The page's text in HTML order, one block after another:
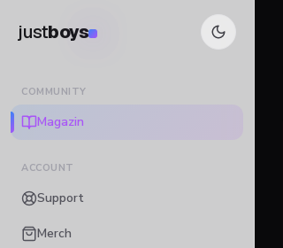
justboys
COMMUNITY
Magazin
ACCOUNT
Support
Merch